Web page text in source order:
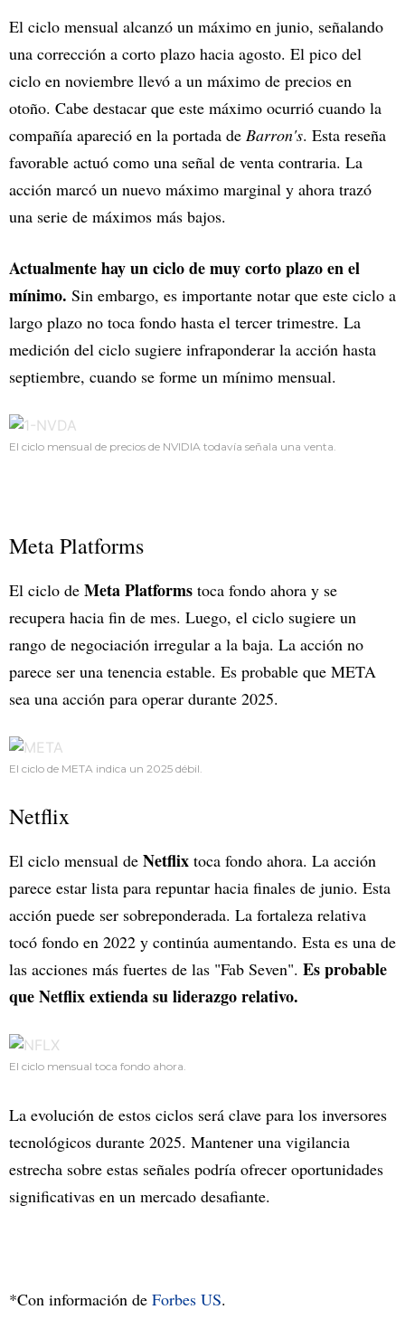
El ciclo mensual alcanzó un máximo en junio, señalando
una corrección a corto plazo hacia agosto. El pico del
ciclo en noviembre llevó a un máximo de precios en
otoño. Cabe destacar que este máximo ocurrió cuando la
compañía apareció en la portada de Barron's. Esta reseña
favorable actuó como una señal de venta contraria. La
acción marcó un nuevo máximo marginal y ahora trazó
una serie de máximos más bajos.
Actualmente hay un ciclo de muy corto plazo en el
mínimo. Sin embargo, es importante notar que este ciclo a
largo plazo no toca fondo hasta el tercer trimestre. La
medición del ciclo sugiere infraponderar la acción hasta
septiembre, cuando se forme un mínimo mensual.
El ciclo mensual de precios de NVIDIA todavía señala una venta.
Meta Platforms
El ciclo de Meta Platforms toca fondo ahora y se
recupera hacia fin de mes. Luego, el ciclo sugiere un
rango de negociación irregular a la baja. La acción no
parece ser una tenencia estable. Es probable que META
sea una acción para operar durante 2025.
El ciclo de META indica un 2025 débil.
Netflix
El ciclo mensual de Netflix toca fondo ahora. La acción
parece estar lista para repuntar hacia finales de junio. Esta
acción puede ser sobreponderada. La fortaleza relativa
tocó fondo en 2022 y continúa aumentando. Esta es una de
las acciones más fuertes de las "Fab Seven". Es probable
que Netflix extienda su liderazgo relativo.
El ciclo mensual toca fondo ahora.
La evolución de estos ciclos será clave para los inversores
tecnológicos durante 2025. Mantener una vigilancia
estrecha sobre estas señales podría ofrecer oportunidades
significativas en un mercado desafiante.
*Con información de Forbes US.